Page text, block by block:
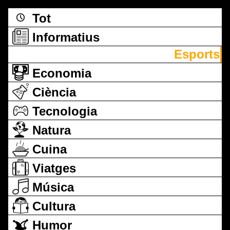
Tot
Informatius
Esports
Economia
Ciència
Tecnologia
Natura
Cuina
Viatges
Música
Cultura
Humor